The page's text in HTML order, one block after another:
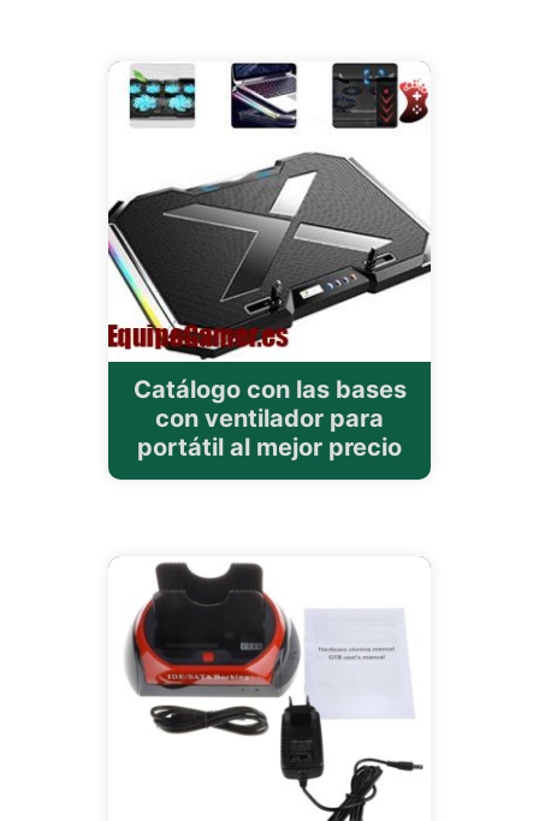
Catálogo con las bases
con ventilador para
portátil al mejor precio